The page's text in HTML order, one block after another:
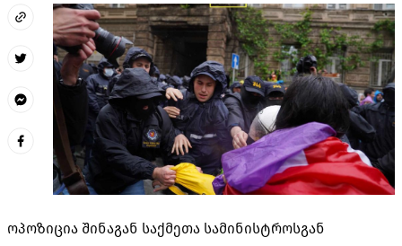
ოპოზიცია შინაგან საქმეთა სამინისტროსგან